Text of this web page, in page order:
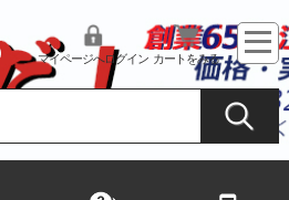
マイページへログイン カートをみる